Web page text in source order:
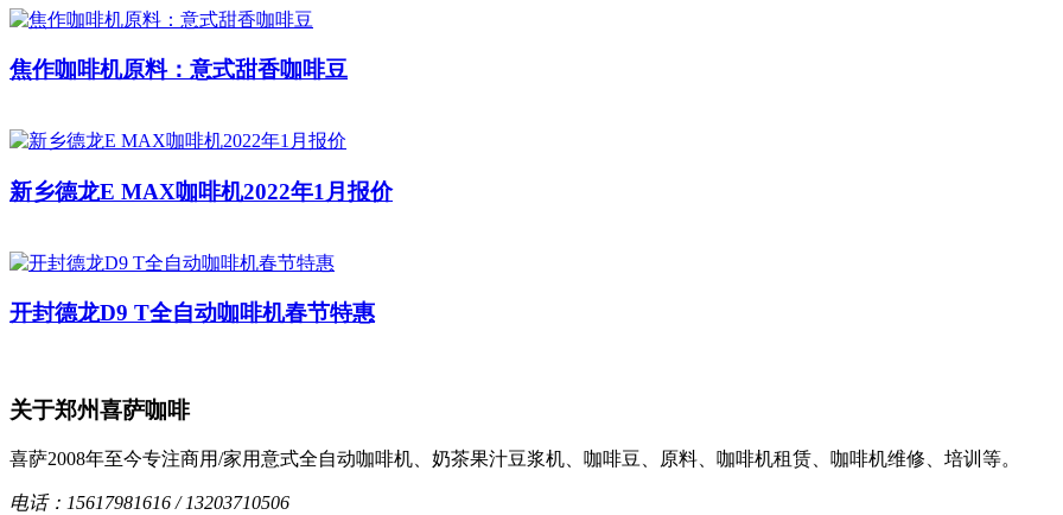
焦作咖啡机原料：意式甜香咖啡豆
新乡德龙E MAX咖啡机2022年1月报价
开封德龙D9 T全自动咖啡机春节特惠
关于郑州喜萨咖啡
喜萨2008年至今专注商用/家用意式全自动咖啡机、奶茶果汁豆浆机、咖啡豆、原料、咖啡机租赁、咖啡机维修、培训等。
电话：15617981616 / 13203710506